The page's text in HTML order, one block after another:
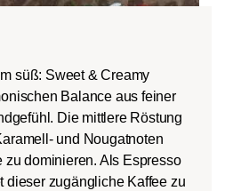
süß: Sweet & Creamy
Balance aus feiner
Die mittlere Röstung
und Nougatnoten
zu dominieren. Als Espresso
dieser zugängliche Kaffee zu